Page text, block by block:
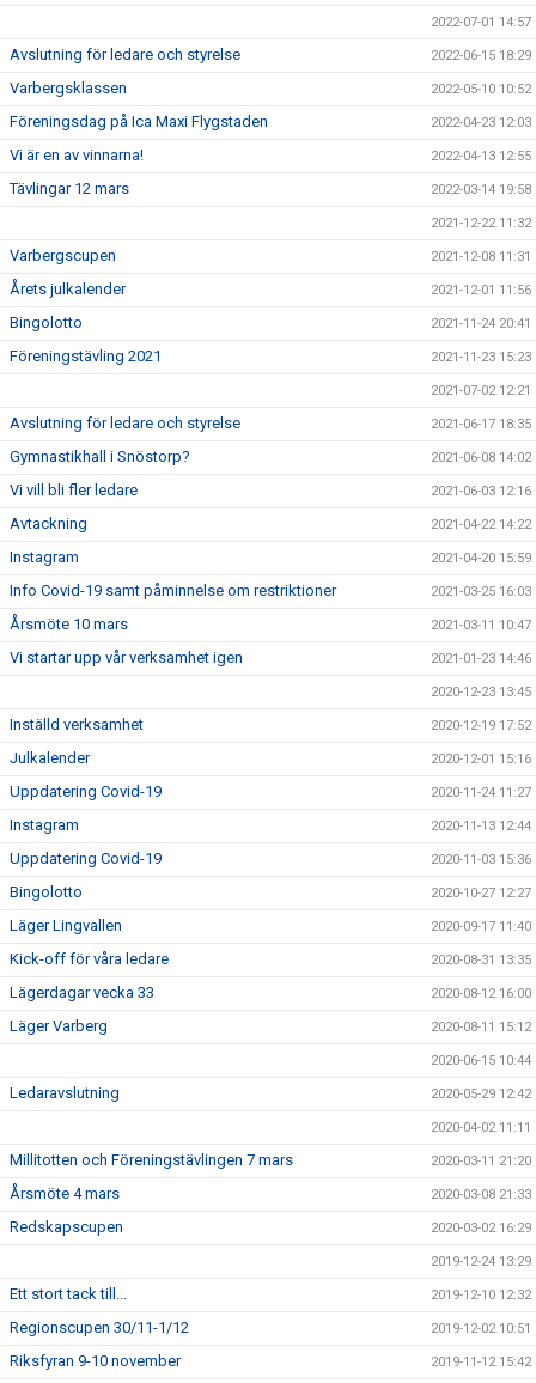
2022-07-01 14:57
Avslutning för ledare och styrelse 2022-06-15 18:29
Varbergsklassen 2022-05-10 10:52
Föreningsdag på Ica Maxi Flygstaden 2022-04-23 12:03
Vi är en av vinnarna! 2022-04-13 12:55
Tävlingar 12 mars 2022-03-14 19:58
2021-12-22 11:32
Varbergscupen 2021-12-08 11:31
Årets julkalender 2021-12-01 11:56
Bingolotto 2021-11-24 20:41
Föreningstävling 2021 2021-11-23 15:23
2021-07-02 12:21
Avslutning för ledare och styrelse 2021-06-17 18:35
Gymnastikhall i Snöstorp? 2021-06-08 14:02
Vi vill bli fler ledare 2021-06-03 12:16
Avtackning 2021-04-22 14:22
Instagram 2021-04-20 15:59
Info Covid-19 samt påminnelse om restriktioner 2021-03-25 16:03
Årsmöte 10 mars 2021-03-11 10:47
Vi startar upp vår verksamhet igen 2021-01-23 14:46
2020-12-23 13:45
Inställd verksamhet 2020-12-19 17:52
Julkalender 2020-12-01 15:16
Uppdatering Covid-19 2020-11-24 11:27
Instagram 2020-11-13 12:44
Uppdatering Covid-19 2020-11-03 15:36
Bingolotto 2020-10-27 12:27
Läger Lingvallen 2020-09-17 11:40
Kick-off för våra ledare 2020-08-31 13:35
Lägerdagar vecka 33 2020-08-12 16:00
Läger Varberg 2020-08-11 15:12
2020-06-15 10:44
Ledaravslutning 2020-05-29 12:42
2020-04-02 11:11
Millitotten och Föreningstävlingen 7 mars 2020-03-11 21:20
Årsmöte 4 mars 2020-03-08 21:33
Redskapscupen 2020-03-02 16:29
2019-12-24 13:29
Ett stort tack till... 2019-12-10 12:32
Regionscupen 30/11-1/12 2019-12-02 10:51
Riksfyran 9-10 november 2019-11-12 15:42